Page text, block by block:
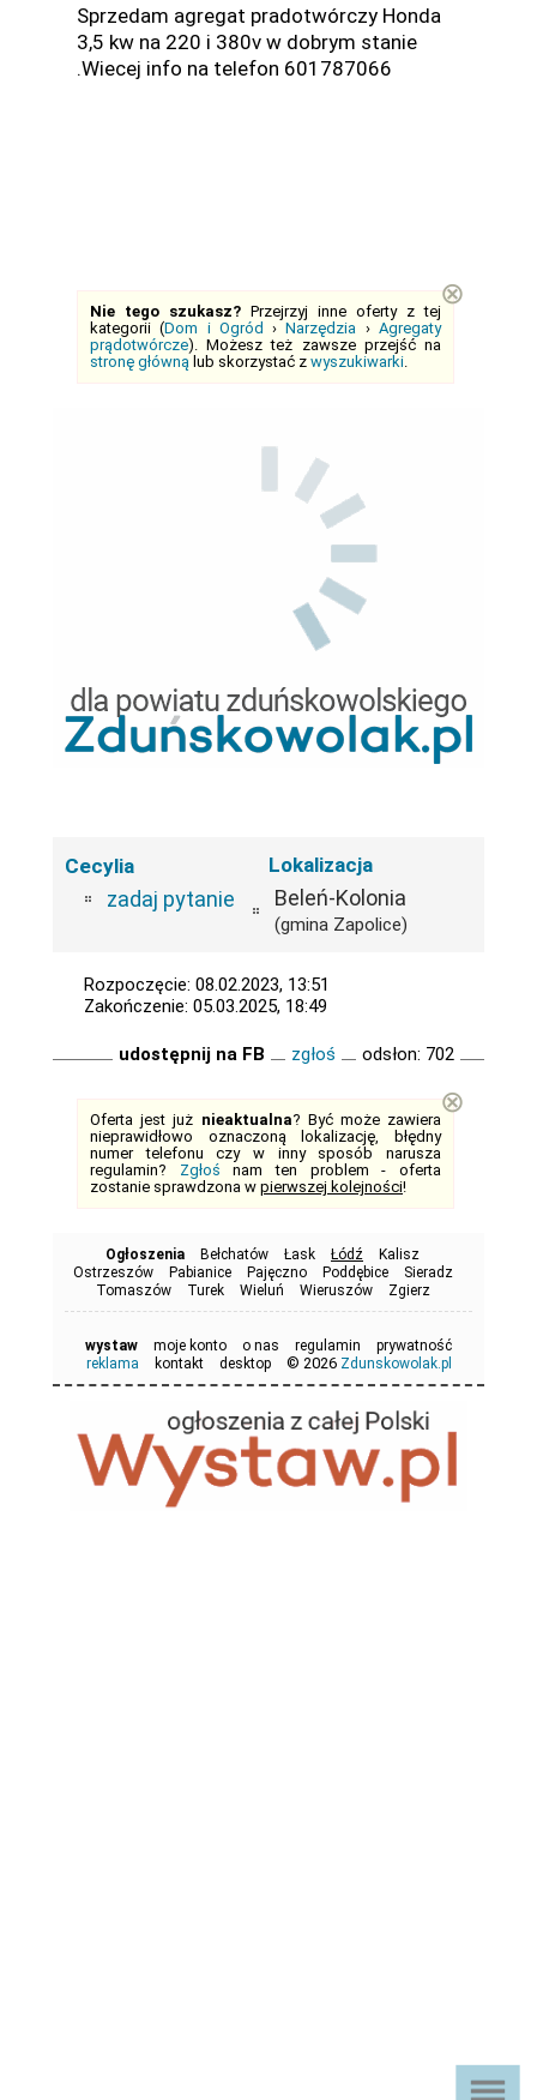
Sprzedam agregat pradotwórczy Honda
3,5 kw na 220 i 380v w dobrym stanie
.Wiecej info na telefon 601787066
Nie tego szukasz? Przejrzyj inne oferty z tej
kategorii (Dom i Ogród ›Narzędzia ›Agregaty
prądotwórcze). Możesz też zawsze przejść na
stronę główną lub skorzystać z wyszukiwarki.
⊗
Cecylia
zadaj pytanie
Lokalizacja
Beleń-Kolonia
(gmina Zapolice)
Rozpoczęcie: 08.02.2023, 13:51
Zakończenie: 05.03.2025, 18:49
udostępnij na FB zgłoś odsłon: 702
Oferta jest już nieaktualna? Być może zawiera
nieprawidłowo oznaczoną lokalizację, błędny
numer telefonu czy w inny sposób narusza
regulamin? Zgłoś nam ten problem - oferta
zostanie sprawdzona w pierwszej kolejności!
⊗
Ogłoszenia Bełchatów Łask Łódź
Kalisz
Ostrzeszów
Pabianice Pajęczno Poddębice
Sieradz
Tomaszów
Turek Wieluń Wieruszów Zgierz
wystaw moje konto o nas regulamin
prywatność
reklama
kontakt desktop © 2026 Zdunskowolak.pl